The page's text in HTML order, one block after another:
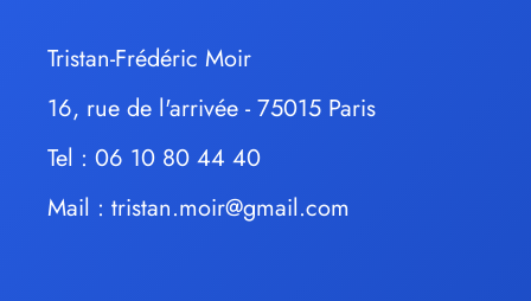
Tristan-Frédéric Moir
16, rue de l'arrivée - 75015 Paris
Tel : 06 10 80 44 40
Mail : tristan.moir@gmail.com